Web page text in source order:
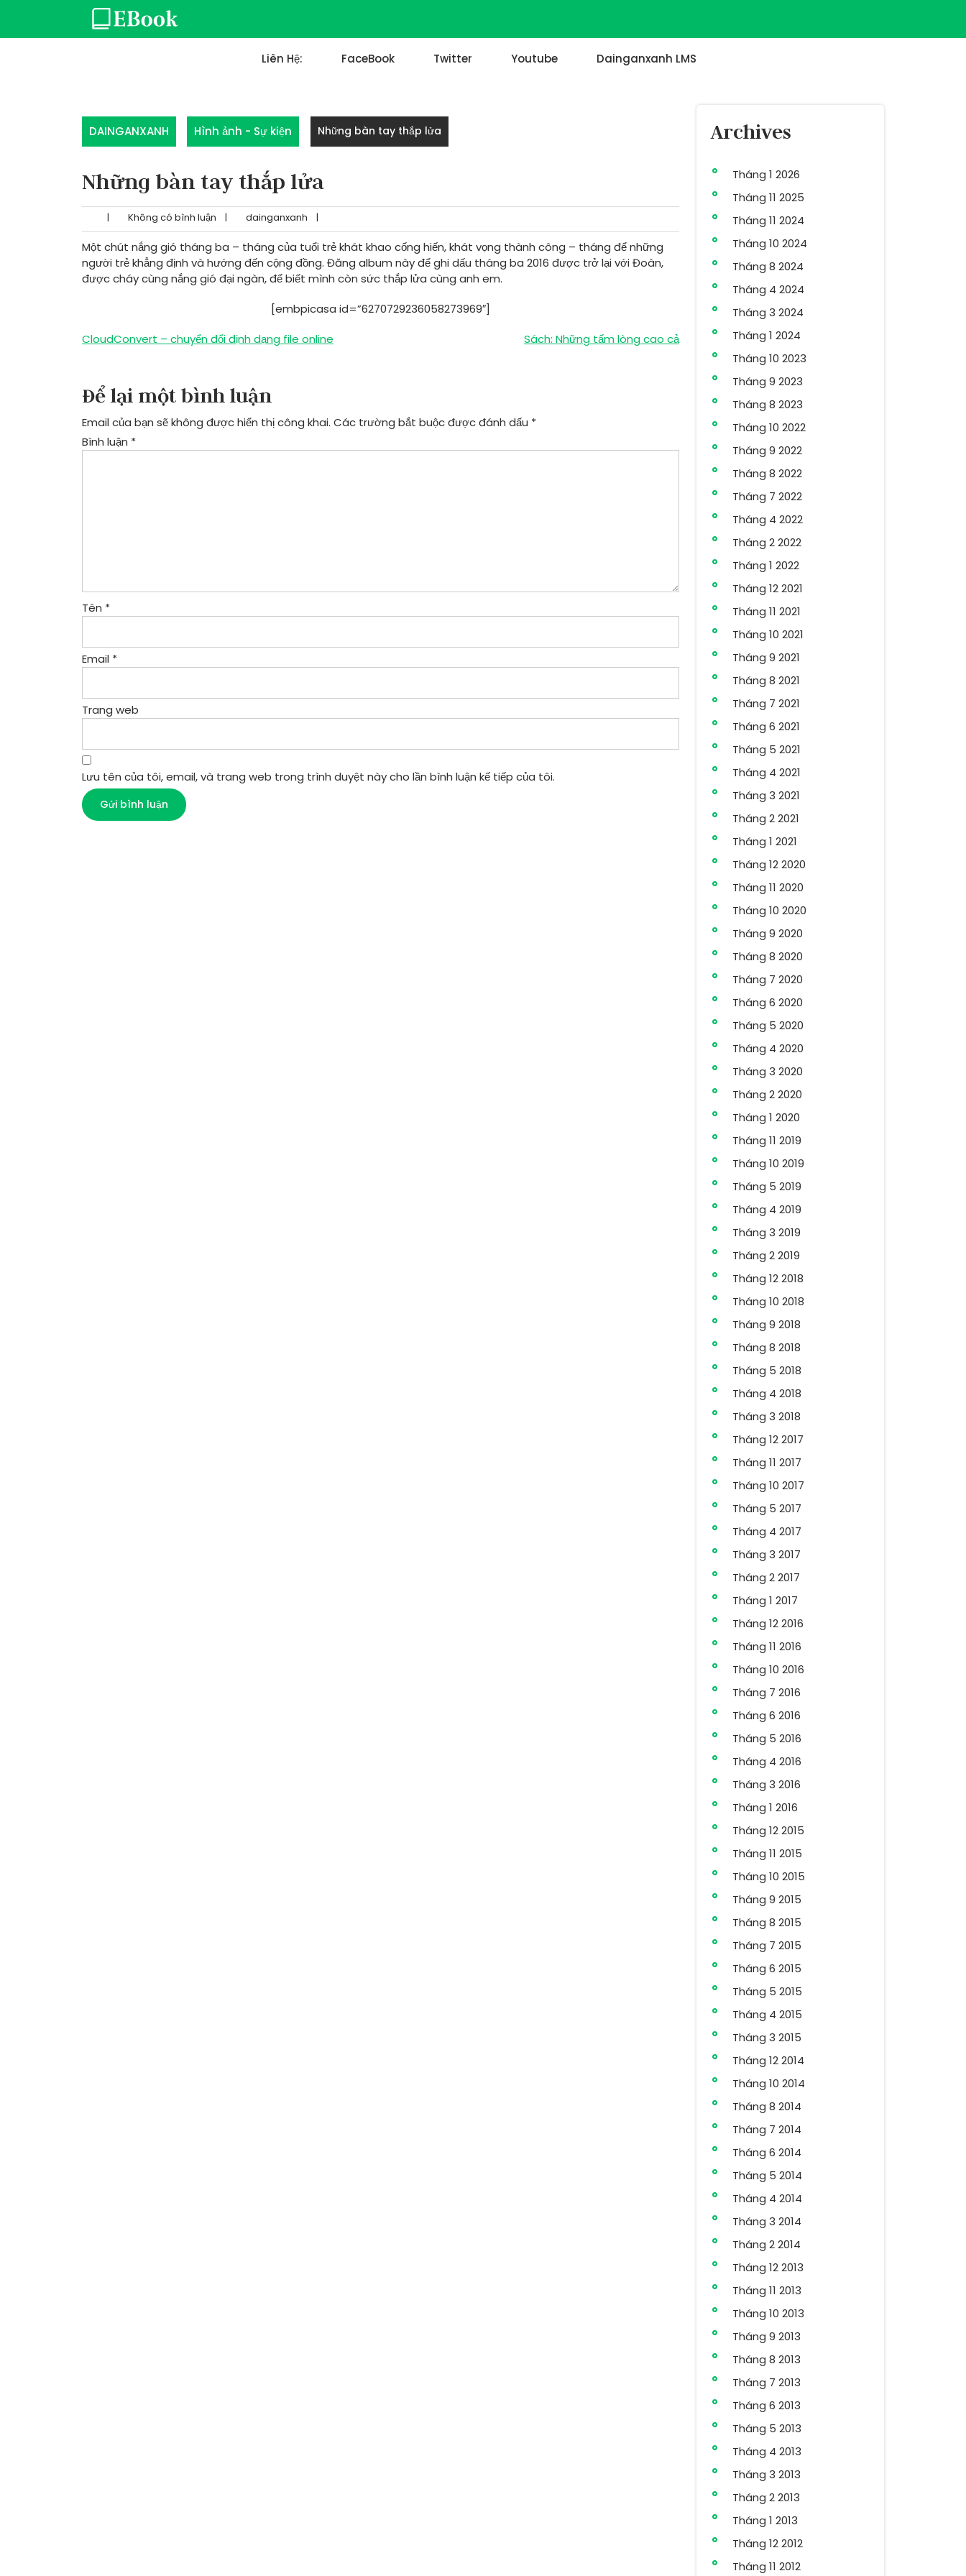
content
Liên Hệ:
FaceBook Twitter Youtube Dainganxanh LMS
DAINGANXANH Hình ảnh - Sự kiện Những bàn tay thắp lửa
Những bàn tay thắp lửa
| Không có bình luận | dainganxanh |
Một chút nắng gió tháng ba – tháng của tuổi trẻ khát khao cống hiến, khát vọng thành công – tháng để những
người trẻ khẳng định và hướng đến cộng đồng. Đăng album này để ghi dấu tháng ba 2016 được trở lại với Đoàn,
được cháy cùng nắng gió đại ngàn, để biết mình còn sức thắp lửa cùng anh em.
[embpicasa id=”6270729236058273969″]
Điều
bài
viết
CloudConvert – chuyển đổi định dạng file online Sách: Những tấm lòng cao cả
Để lại một bình luận
Email của bạn sẽ không được hiển thị công khai. Các trường bắt buộc được đánh dấu *
Bình luận *
Tên *
Email *
Trang web
Lưu tên của tôi, email, và trang web trong trình duyệt này cho lần bình luận kế tiếp của tôi.
Archives
Tháng 1 2026
Tháng 11 2025
Tháng 11 2024
Tháng 10 2024
Tháng 8 2024
Tháng 4 2024
Tháng 3 2024
Tháng 1 2024
Tháng 10 2023
Tháng 9 2023
Tháng 8 2023
Tháng 10 2022
Tháng 9 2022
Tháng 8 2022
Tháng 7 2022
Tháng 4 2022
Tháng 2 2022
Tháng 1 2022
Tháng 12 2021
Tháng 11 2021
Tháng 10 2021
Tháng 9 2021
Tháng 8 2021
Tháng 7 2021
Tháng 6 2021
Tháng 5 2021
Tháng 4 2021
Tháng 3 2021
Tháng 2 2021
Tháng 1 2021
Tháng 12 2020
Tháng 11 2020
Tháng 10 2020
Tháng 9 2020
Tháng 8 2020
Tháng 7 2020
Tháng 6 2020
Tháng 5 2020
Tháng 4 2020
Tháng 3 2020
Tháng 2 2020
Tháng 1 2020
Tháng 11 2019
Tháng 10 2019
Tháng 5 2019
Tháng 4 2019
Tháng 3 2019
Tháng 2 2019
Tháng 12 2018
Tháng 10 2018
Tháng 9 2018
Tháng 8 2018
Tháng 5 2018
Tháng 4 2018
Tháng 3 2018
Tháng 12 2017
Tháng 11 2017
Tháng 10 2017
Tháng 5 2017
Tháng 4 2017
Tháng 3 2017
Tháng 2 2017
Tháng 1 2017
Tháng 12 2016
Tháng 11 2016
Tháng 10 2016
Tháng 7 2016
Tháng 6 2016
Tháng 5 2016
Tháng 4 2016
Tháng 3 2016
Tháng 1 2016
Tháng 12 2015
Tháng 11 2015
Tháng 10 2015
Tháng 9 2015
Tháng 8 2015
Tháng 7 2015
Tháng 6 2015
Tháng 5 2015
Tháng 4 2015
Tháng 3 2015
Tháng 12 2014
Tháng 10 2014
Tháng 8 2014
Tháng 7 2014
Tháng 6 2014
Tháng 5 2014
Tháng 4 2014
Tháng 3 2014
Tháng 2 2014
Tháng 12 2013
Tháng 11 2013
Tháng 10 2013
Tháng 9 2013
Tháng 8 2013
Tháng 7 2013
Tháng 6 2013
Tháng 5 2013
Tháng 4 2013
Tháng 3 2013
Tháng 2 2013
Tháng 1 2013
Tháng 12 2012
Tháng 11 2012